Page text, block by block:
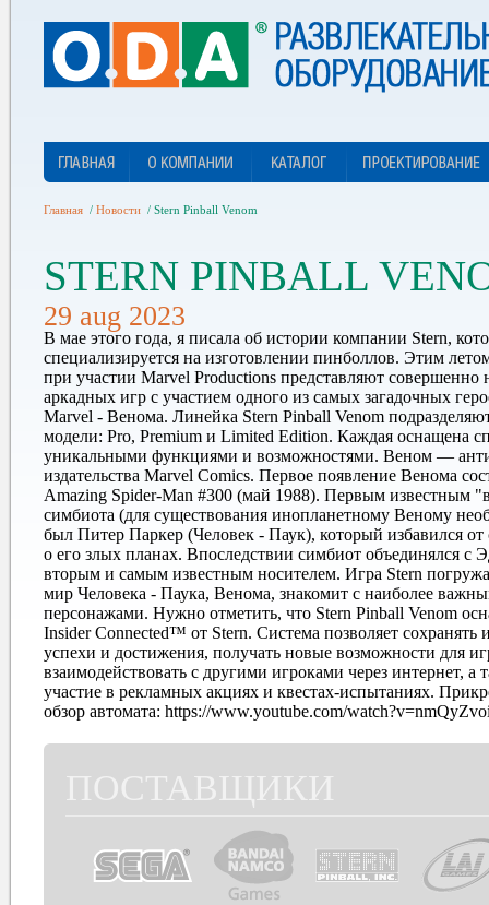
Главная / Новости / Stern Pinball Venom
STERN PINBALL
29 aug 2023
В мае этого года, я писала об истории компании Stern,
специализируется на изготовлении пинболлов. Этим
при участии Marvel Productions представляют совершенно
аркадных игр с участием одного из самых загадочных
Marvel - Венома. Линейка Stern Pinball Venom
модели: Pro, Premium и Limited Edition. Каждая оснащена
уникальными функциями и возможностями. Веном —
издательства Marvel Comics. Первое появление Венома
Amazing Spider-Man #300 (май 1988). Первым известным
симбиота (для существования инопланетному Веному
был Питер Паркер (Человек - Паук), который избавился от
о его злых планах. Впоследствии симбиот объединялся с
вторым и самым известным носителем. Игра Stern
мир Человека - Паука, Венома, знакомит с наиболее
персонажами. Нужно отметить, что Stern Pinball Venom
Insider Connected™ от Stern. Система позволяет сохранять
успехи и достижения, получать новые возможности для
взаимодействовать с другими игроками через интернет, а
участие в рекламных акциях и квестах-испытаниях.
обзор автомата: https://www.youtube.com/
ПОСТАВЩИКИ